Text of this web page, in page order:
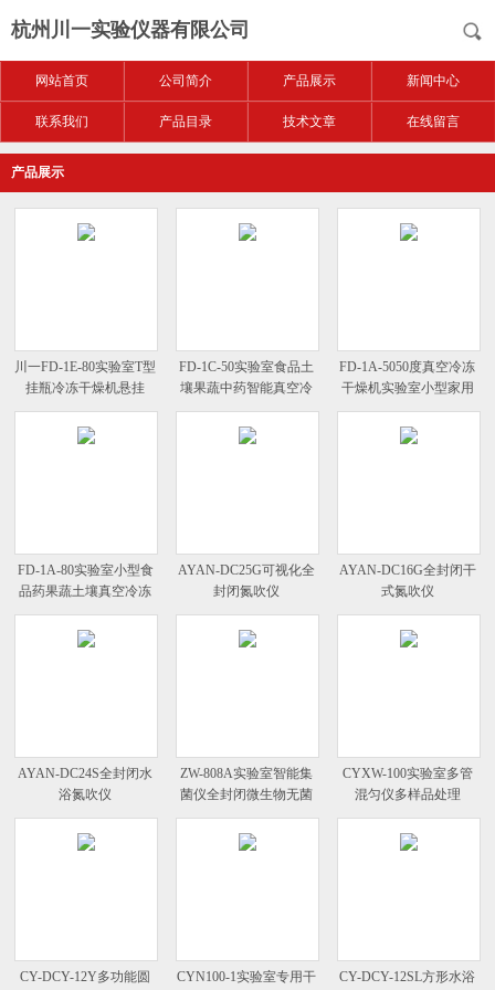
杭州川一实验仪器有限公司
网站首页 公司简介 产品展示 新闻中心
联系我们 产品目录 技术文章 在线留言
产品展示
川一FD-1E-80实验室T型
挂瓶冷冻干燥机悬挂
FD-1C-50实验室食品土
壤果蔬中药智能真空冷
冻干燥机
FD-1A-5050度真空冷冻
干燥机实验室小型家用
FD-1A-80实验室小型食
品药果蔬土壤真空冷冻
干燥机
AYAN-DC25G可视化全
封闭氮吹仪
AYAN-DC16G全封闭干
式氮吹仪
AYAN-DC24S全封闭水
浴氮吹仪
ZW-808A实验室智能集
菌仪全封闭微生物无菌
培养器
CYXW-100实验室多管
混匀仪多样品处理
CY-DCY-12Y多功能圆
CYN100-1实验室专用干
CY-DCY-12SL方形水浴